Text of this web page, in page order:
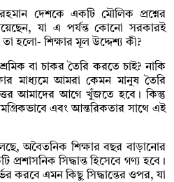
দেশকে একটি মৌলিক প্রশ্নের
যা এ পর্যন্ত কোনো সরকারই
হলো- শিক্ষার মূল উদ্দেশ্য কী?
বা চাকর তৈরি করতে চাই? নাকি
মাধ্যমে আমরা কেমন মানুষ তৈরি
আমাদের আগে খুঁজতে হবে। কিন্তু
এবং আন্তরিকতার সাথে এই
অবৈতনিক শিক্ষার বছর বাড়ানোর
সিদ্ধান্ত হিসেবে গণ্য হবে।
করবে এমন কিছু সিদ্ধান্তের ওপর, যা